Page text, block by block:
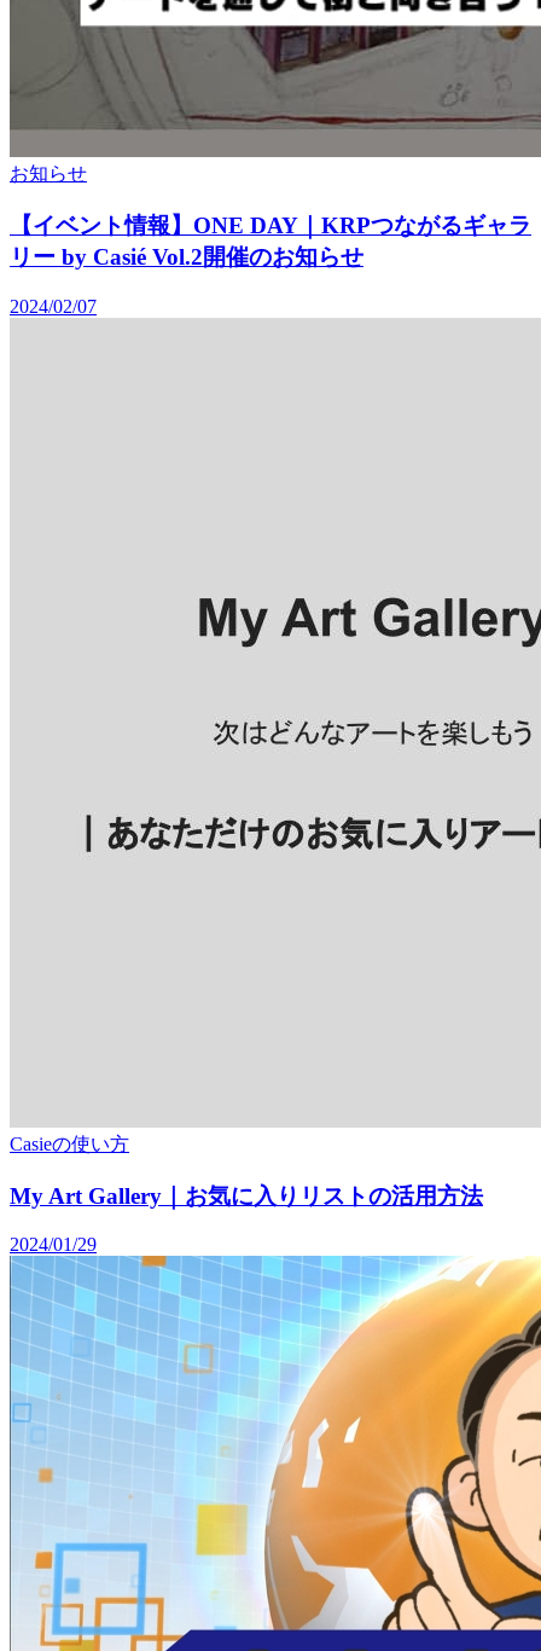
お知らせ
【イベント情報】ONE DAY｜KRPつながるギャラ
リー by Casié Vol.2開催のお知らせ
2024/02/07
Casieの使い方
My Art Gallery｜お気に入りリストの活用方法
2024/01/29